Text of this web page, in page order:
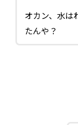
オカン、水は
たんや？